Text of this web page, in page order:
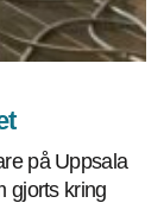
på Uppsala
gjorts kring